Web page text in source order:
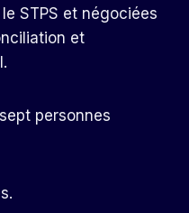
STPS et négociées
et
personnes